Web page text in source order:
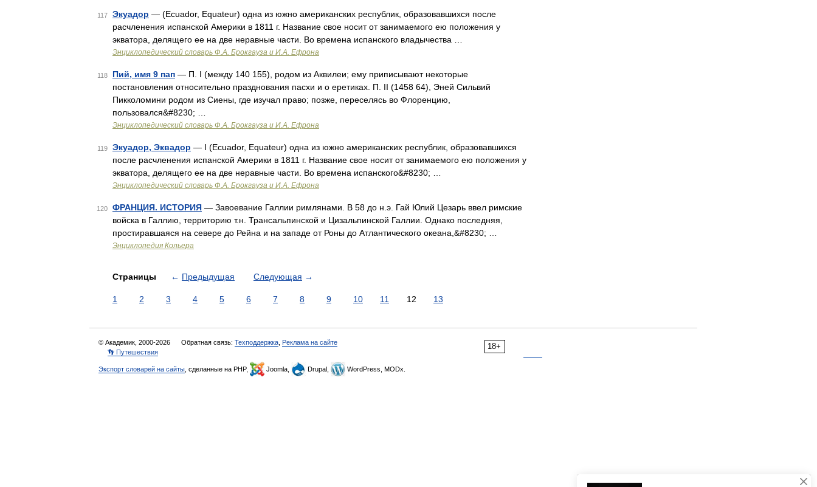
117 Экуадор — (Ecuador, Equateur) одна из южно американских республик, образовавшихся после
расчленения испанской Америки в 1811 г. Название свое носит от занимаемого ею положения у
экватора, делящего ее на две неравные части. Во времена испанского владычества …
Энциклопедический словарь Ф.А. Брокгауза и И.А. Ефрона
118 Пий, имя 9 пап — П. I (между 140 155), родом из Аквилеи; ему приписывают некоторые
постановления относительно празднования пасхи и о еретиках. П. II (1458 64), Эней Сильвий
Пикколомини родом из Сиены, где изучал право; позже, переселясь во Флоренцию,
пользовался&#8230; …
Энциклопедический словарь Ф.А. Брокгауза и И.А. Ефрона
119 Экуадор, Эквадор — I (Ecuador, Equateur) одна из южно американских республик, образовавшихся
после расчленения испанской Америки в 1811 г. Название свое носит от занимаемого ею положения у
экватора, делящего ее на две неравные части. Во времена испанского&#8230; …
Энциклопедический словарь Ф.А. Брокгауза и И.А. Ефрона
120 ФРАНЦИЯ. ИСТОРИЯ — Завоевание Галлии римлянами. В 58 до н.э. Гай Юлий Цезарь ввел римские
войска в Галлию, территорию т.н. Трансальпинской и Цизальпинской Галлии. Однако последняя,
простиравшаяся на севере до Рейна и на западе от Роны до Атлантического океана,&#8230; …
Энциклопедия Кольера
Страницы ← Предыдущая Следующая →
1 2 3 4 5 6 7 8 9 10 11 12 13
18+
© Академик, 2000-2026 Обратная связь: Техподдержка Реклама на сайте
👣 Путешествия
Экспорт словарей на сайты , сделанные на PHP, Joomla, Drupal, WordPress, MODx.